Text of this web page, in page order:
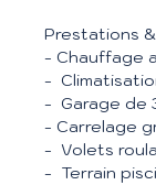
Prestations
- Chauffage
-
- Garage de
- Carrelage
- Volets
- Terrain